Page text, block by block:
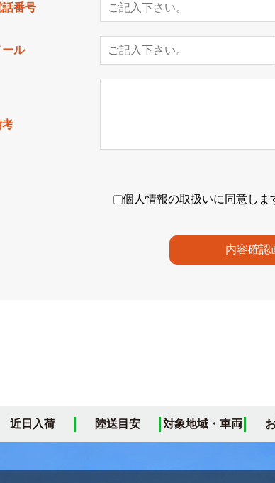
番号
ル
個人情報の取扱いに同意しま
内容確認
近日入荷 陸送目安 対象地域・車両